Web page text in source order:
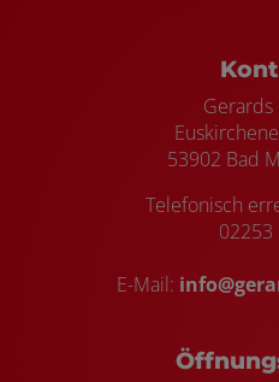
Gerards
53902 Bad
Telefonisch
02253
E-Mail: